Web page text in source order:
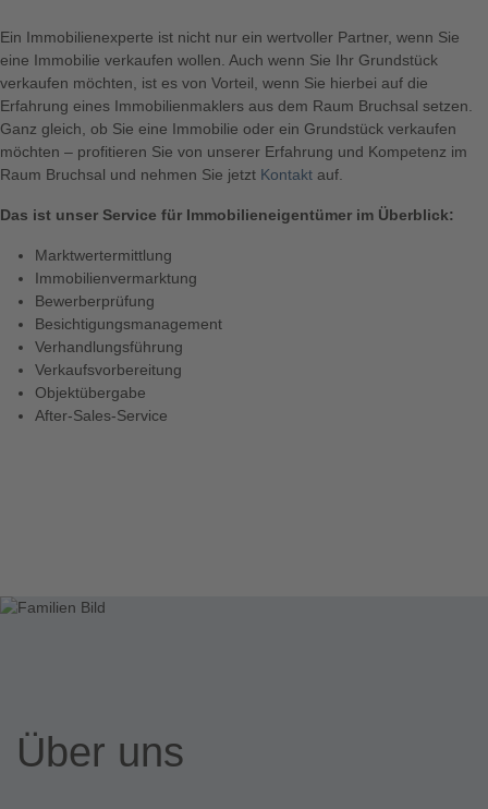
Ein Immobilienexperte ist nicht nur ein wertvoller Partner, wenn Sie
eine Immobilie verkaufen wollen. Auch wenn Sie Ihr Grundstück
verkaufen möchten, ist es von Vorteil, wenn Sie hierbei auf die
Erfahrung eines Immobilienmaklers aus dem Raum Bruchsal setzen.
Ganz gleich, ob Sie eine Immobilie oder ein Grundstück verkaufen
möchten – profitieren Sie von unserer Erfahrung und Kompetenz im
Raum Bruchsal und nehmen Sie jetzt Kontakt auf.
Das ist unser Service für Immobilieneigentümer im Überblick:
Marktwertermittlung
Immobilienvermarktung
Bewerberprüfung
Besichtigungsmanagement
Verhandlungsführung
Verkaufsvorbereitung
Objektübergabe
After-Sales-Service
Über uns